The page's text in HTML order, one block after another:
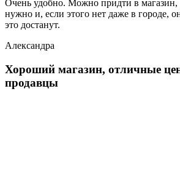
Очень удобно. Можно придти в магазин,
нужно и, если этого нет даже в городе,
это достанут.
Александра
Хороший магазин, отличные
продавцы